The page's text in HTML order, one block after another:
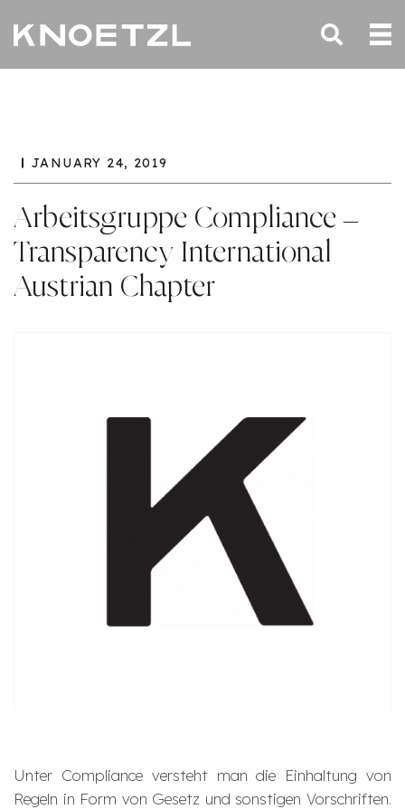
JANUARY 24, 2019
Arbeitsgruppe Compliance –
Transparency International
Austrian Chapter
Unter Compliance versteht man die Einhaltung von
Regeln in Form von Gesetz und sonstigen Vorschriften.